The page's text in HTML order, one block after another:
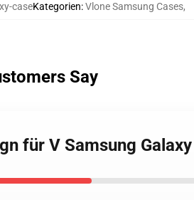
caseKategorien:Vlone Samsung Cases,
Say
für V Samsung